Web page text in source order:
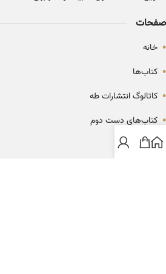
صفحات
• خانه
• کتاب‌ها
• کاتالوگ انتشارات طه
• کتاب‌های دست دوم
• بلاگ